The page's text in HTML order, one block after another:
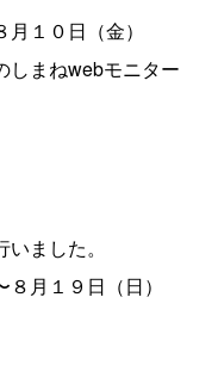
１０日（金）
しまねwebモニター
ました。
月１９日（日）